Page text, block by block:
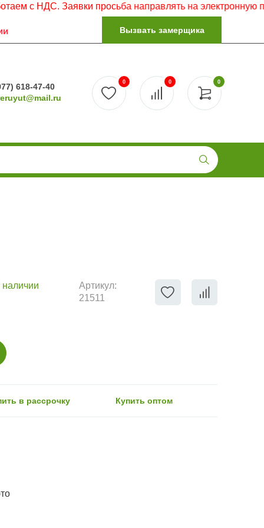
НДС. Заявки просьба направлять на электронную почту.
Вызвать замерщика
618-47-40
0
0 0
наличии
Артикул:
21511
в рассрочку Купить оптом